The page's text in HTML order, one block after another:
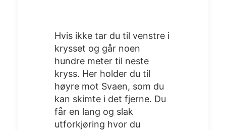
Hvis ikke tar du til venstre i
krysset og går noen
hundre meter til neste
kryss. Her holder du til
høyre mot Svaen, som du
kan skimte i det fjerne. Du
får en lang og slak
utforkjøring hvor du